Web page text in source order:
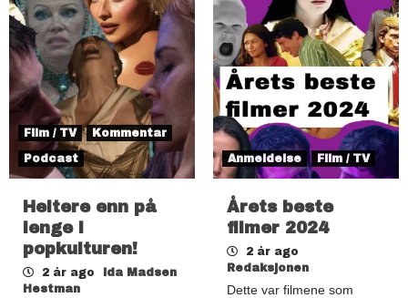
Film / TV
Kommentar
Podcast
Heitere enn på
lenge i
popkulturen!
2 år ago
Ida Madsen
Hestman
Anmeldelse Film / TV
Årets beste
filmer 2024
2 år ago
Redaksjonen
Dette var filmene som